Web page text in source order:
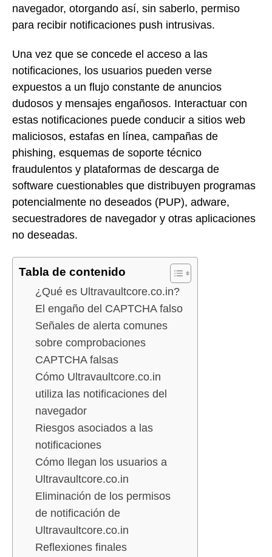
navegador, otorgando así, sin saberlo, permiso
para recibir notificaciones push intrusivas.
Una vez que se concede el acceso a las
notificaciones, los usuarios pueden verse
expuestos a un flujo constante de anuncios
dudosos y mensajes engañosos. Interactuar con
estas notificaciones puede conducir a sitios web
maliciosos, estafas en línea, campañas de
phishing, esquemas de soporte técnico
fraudulentos y plataformas de descarga de
software cuestionables que distribuyen programas
potencialmente no deseados (PUP), adware,
secuestradores de navegador y otras aplicaciones
no deseadas.
Tabla de contenido
¿Qué es Ultravaultcore.co.in?
El engaño del CAPTCHA falso
Señales de alerta comunes
sobre comprobaciones
CAPTCHA falsas
Cómo Ultravaultcore.co.in
utiliza las notificaciones del
navegador
Riesgos asociados a las
notificaciones
Cómo llegan los usuarios a
Ultravaultcore.co.in
Eliminación de los permisos
de notificación de
Ultravaultcore.co.in
Reflexiones finales